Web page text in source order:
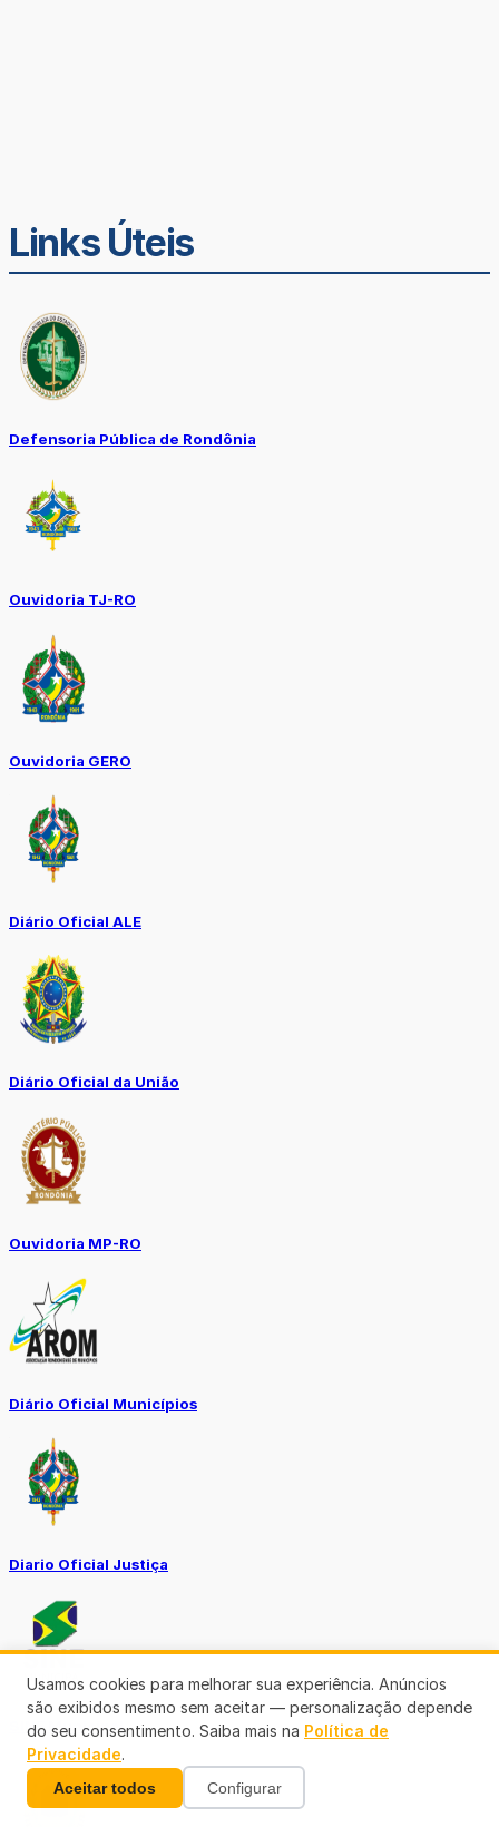
Links Úteis
Defensoria Pública de Rondônia
Ouvidoria TJ-RO
Ouvidoria GERO
Diário Oficial ALE
Diário Oficial da União
Ouvidoria MP-RO
Diário Oficial Municípios
Diario Oficial Justiça
SINE Municipal
Usamos cookies para melhorar sua experiência. Anúncios
são exibidos mesmo sem aceitar — personalização depende
do seu consentimento. Saiba mais na Política de
Privacidade.
Aceitar todos Configurar